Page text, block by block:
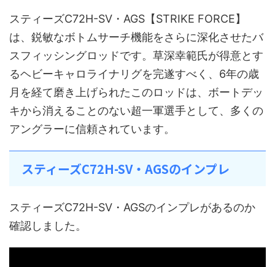
スティーズC72H-SV・AGS【STRIKE FORCE】
は、鋭敏なボトムサーチ機能をさらに深化させたバ
スフィッシングロッドです。草深幸範氏が得意とす
るヘビーキャロライナリグを完遂すべく、6年の歳
月を経て磨き上げられたこのロッドは、ボートデッ
キから消えることのない超一軍選手として、多くの
アングラーに信頼されています。
スティーズC72H-SV・AGSのインプレ
スティーズC72H-SV・AGSのインプレがあるのか
確認しました。